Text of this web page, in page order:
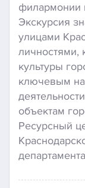
филармонии
Экскурсия
улицами
личностями,
культуры
ключевым
объектам
Ресурсный